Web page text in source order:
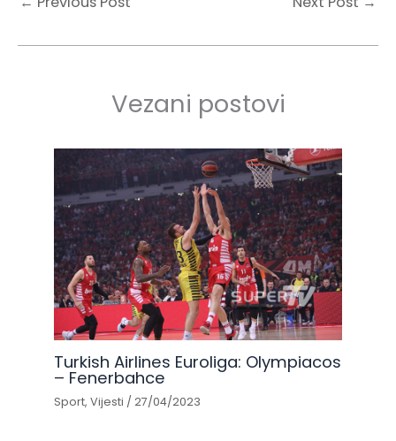
Vezani postovi
Turkish Airlines Euroliga: Olympiacos
– Fenerbahce
Sport,Vijesti /27/04/2023